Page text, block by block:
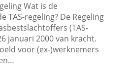
Wat is de
TAS-regeling? De Regeling
(TAS-
januari 2000 van kracht.
voor (ex-)werknemers